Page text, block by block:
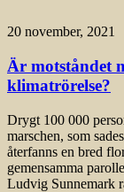
20 november, 2021
Är motståndet
klimatrörelse?
Drygt 100 000
marschen, som
återfanns en bred
gemensamma
Ludvig Sunnemark